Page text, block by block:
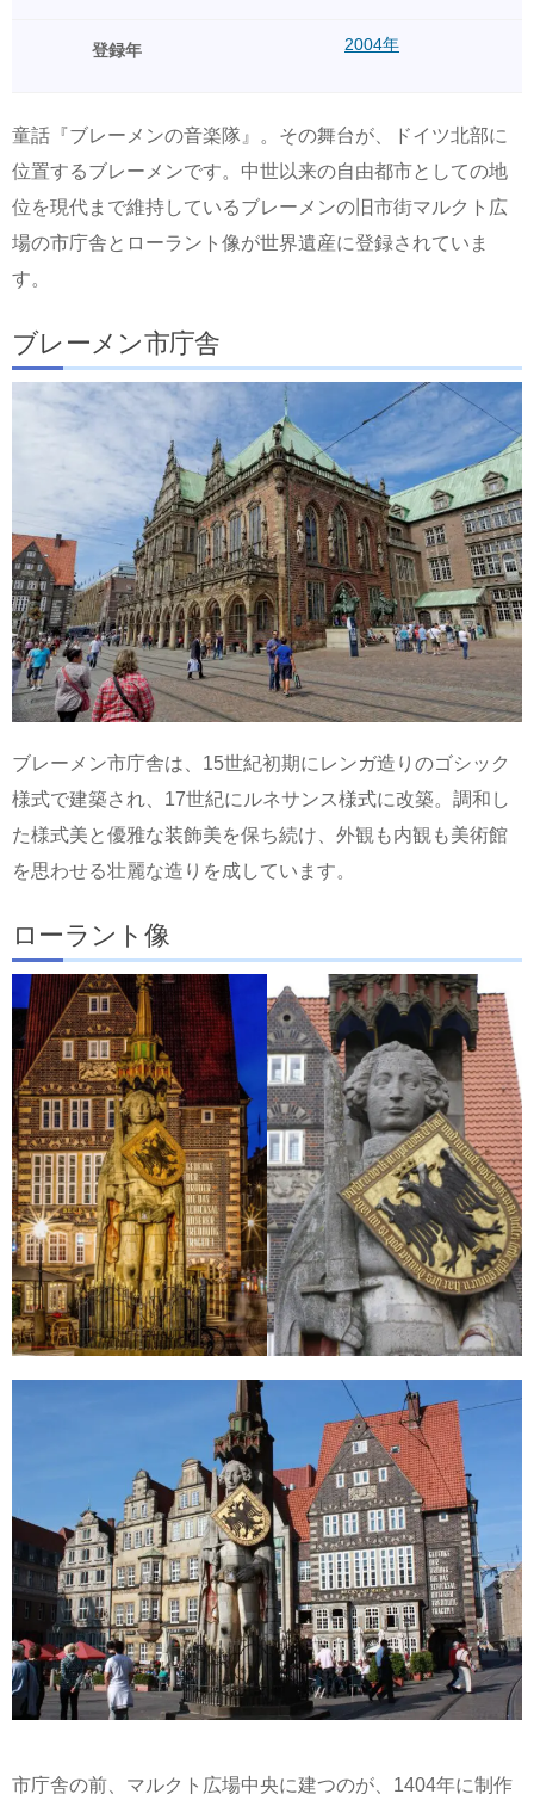
登録年 2004年
童話『ブレーメンの音楽隊』。その舞台が、ドイツ北部に
位置するブレーメンです。中世以来の自由都市としての地
位を現代まで維持しているブレーメンの旧市街マルクト広
場の市庁舎とローラント像が世界遺産に登録されていま
す。
ブレーメン市庁舎
ブレーメン市庁舎は、15世紀初期にレンガ造りのゴシック
様式で建築され、17世紀にルネサンス様式に改築。調和し
た様式美と優雅な装飾美を保ち続け、外観も内観も美術館
を思わせる壮麗な造りを成しています。
ローラント像
市庁舎の前、マルクト広場中央に建つのが、1404年に制作